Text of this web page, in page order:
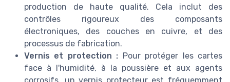
production de haute qualité. Cela inclut des
contrôles rigoureux des composants
électroniques, des couches en cuivre, et des
processus de fabrication.
Vernis et protection : Pour protéger les cartes
face à l'humidité, à la poussière et aux agents